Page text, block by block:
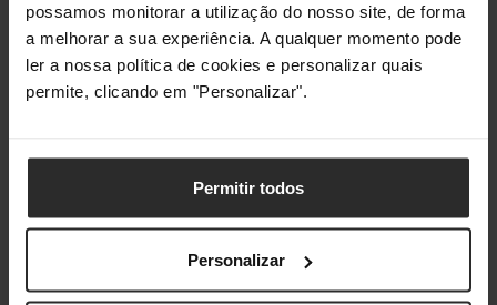
possamos monitorar a utilização do nosso site, de forma
a melhorar a sua experiência. A qualquer momento pode
ler a nossa política de cookies e personalizar quais
permite, clicando em "Personalizar".
Permitir todos
Personalizar
Radiador
1 x Individual (120
mm), 2 x Duplo (240
mm)
Baía Interna para Disco de 2,5
polegadas
2
Baías Internas para Discos de
1 x 3,5 / 1 x 2,5 polegadas